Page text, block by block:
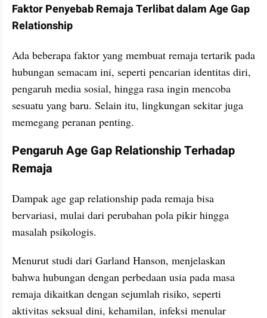
Faktor Penyebab Remaja Terlibat dalam Age Gap
Relationship
Ada beberapa faktor yang membuat remaja tertarik pada
hubungan semacam ini, seperti pencarian identitas diri,
pengaruh media sosial, hingga rasa ingin mencoba
sesuatu yang baru. Selain itu, lingkungan sekitar juga
memegang peranan penting.
Pengaruh Age Gap Relationship Terhadap
Remaja
Dampak age gap relationship pada remaja bisa
bervariasi, mulai dari perubahan pola pikir hingga
masalah psikologis.
Menurut studi dari Garland Hanson, menjelaskan
bahwa hubungan dengan perbedaan usia pada masa
remaja dikaitkan dengan sejumlah risiko, seperti
aktivitas seksual dini, kehamilan, infeksi menular